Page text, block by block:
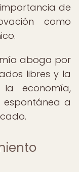
de
como
aboga por
libres y la
economía,
a